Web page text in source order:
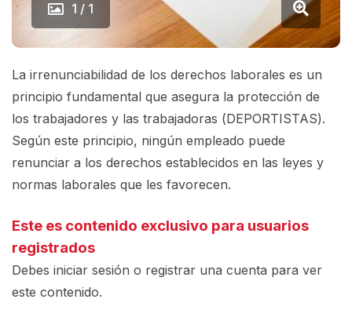
1 / 1
La irrenunciabilidad de los derechos laborales es un
principio fundamental que asegura la protección de
los trabajadores y las trabajadoras (DEPORTISTAS).
Según este principio, ningún empleado puede
renunciar a los derechos establecidos en las leyes y
normas laborales que les favorecen.
Este es contenido exclusivo para usuarios
registrados
Debes iniciar sesión o registrar una cuenta para ver
este contenido.